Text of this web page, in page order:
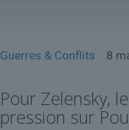
Guerres & Conflits 8
Pour Zelensky,
pression sur